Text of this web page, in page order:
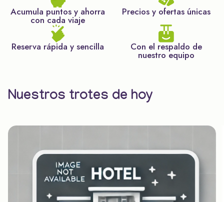
Acumula puntos y ahorra
con cada viaje
Precios y ofertas únicas
Reserva rápida y sencilla Con el respaldo de
nuestro equipo
Nuestros trotes de hoy